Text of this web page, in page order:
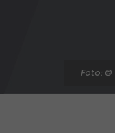
Foto: ©